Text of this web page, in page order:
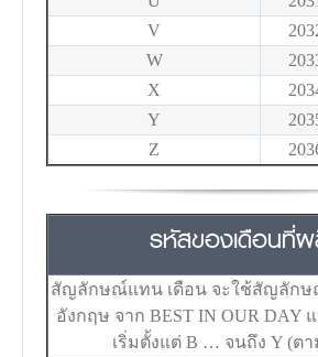
V
W
X
Y
Z
รหัสของเดือนที่
สัญลักษณ์แทน เดือน จะใช้สัญลักษ
อังกฤษ จาก BEST IN OUR DAY
เริ่มตั้งแต่ B … จนถึง Y (ตา